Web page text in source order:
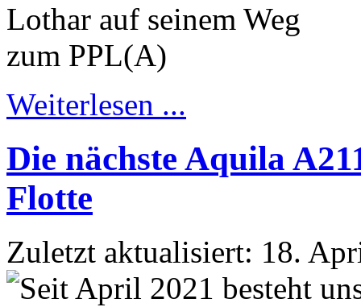
Weiterlesen ...
Die nächste Aquila
Flotte
Zuletzt aktualisiert: 18.